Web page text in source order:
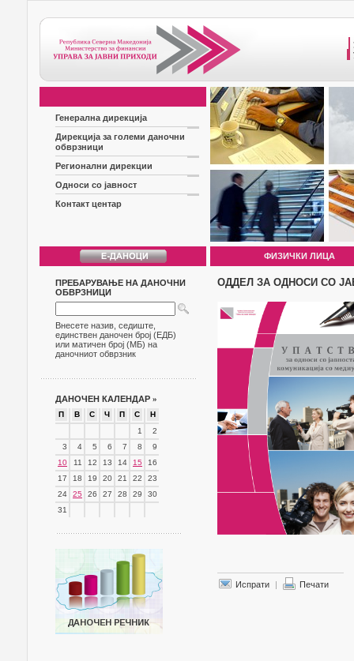
Генерална дирекција
Дирекција за големи даночни
обврзници
Регионални дирекции
Односи со јавност
Контакт центар
ФИЗИЧКИ ЛИЦА
ПРЕБАРУВАЊЕ НА ДАНОЧНИ
ОБВРЗНИЦИ
Внесете назив, седиште,
единствен даночен број (ЕДБ)
или матичен број (МБ) на
даночниот обврзник
ДАНОЧЕН КАЛЕНДАР »
П В С Ч П С
Н
1
2
3
4 5 6 7 8
9
10
11 12 13 14 15
16
17
18 19 20 21 22
23
24
25 26 27 28 29
30
31
ОДДЕЛ ЗА ОДНОСИ СО
Испрати | Печати